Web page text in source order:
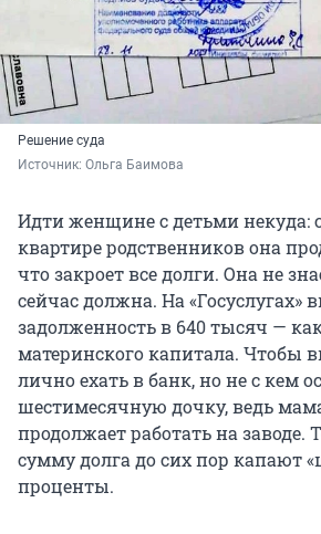
Решение суда
Источник: Ольга Баимова
Идти женщине с детьми некуда:
квартире родственников она
что закроет все долги. Она не
сейчас должна. На «Госуслугах»
задолженность в 640 тысяч —
материнского капитала. Чтобы
лично ехать в банк, но не с кем
шестимесячную дочку, ведь
продолжает работать на заводе.
сумму долга до сих пор капают
проценты.